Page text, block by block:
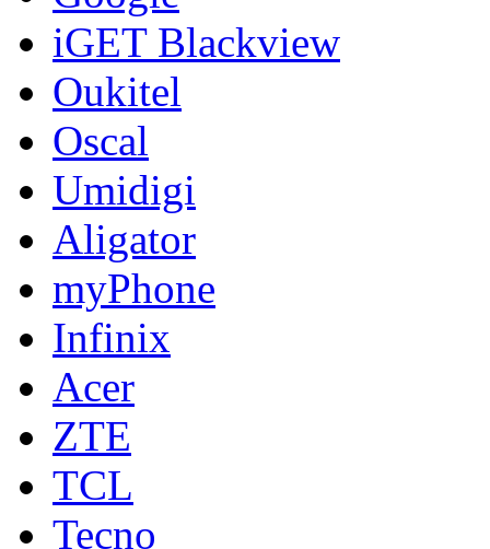
iGET Blackview
Oukitel
Oscal
Umidigi
Aligator
myPhone
Infinix
Acer
ZTE
TCL
Tecno